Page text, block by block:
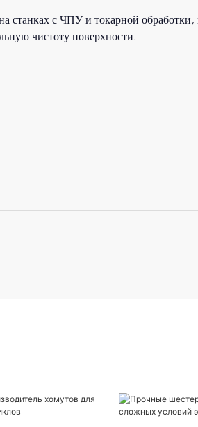
станках с ЧПУ и токарной
чистоту поверхности.